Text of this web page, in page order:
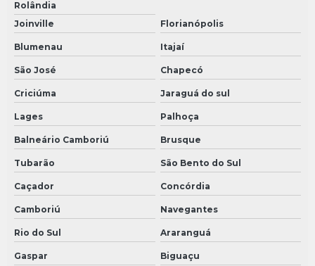
Rolândia
Joinville
Florianópolis
Blumenau Itajaí
São José Chapecó
Criciúma Jaraguá do sul
Lages Palhoça
Balneário Camboriú Brusque
Tubarão São Bento do Sul
Caçador Concórdia
Camboriú Navegantes
Rio do Sul Araranguá
Gaspar Biguaçu